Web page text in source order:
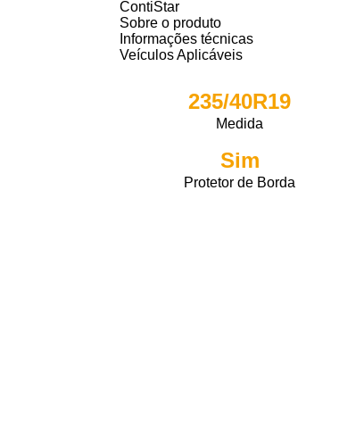
ContiStar
Sobre o produto
Informações técnicas
Veículos Aplicáveis
235/40R19
Medida
Sim
Protetor de Borda